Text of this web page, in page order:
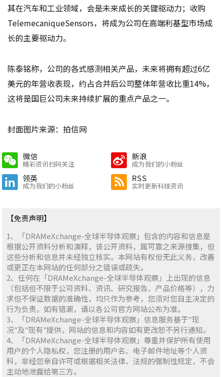
其在汽车和工业领域，会是未来成长的关键驱动力；收购
TelemecaniqueSensors，将成为公司在高端利基型市场成
长的主要驱动力。
陈泰铭称，公司的各式感测相关产品，未来将拥有超过6亿
美元的年营收表现，约占合并后公司整体年营收比重14%，
这将是国巨公司未来持续扩展的重点产品之一。
封面图片来源：拍信网
微信
精彩资讯扫码关注
新浪
成为我们的小粉丝
领英
成为我们的小粉丝
RSS
实时更新科技资讯
【免责声明】
1、「DRAMeXchange-全球半导体观察」包含的内容和信息是
根据公开资料分析和演释，该公开资料，属可靠之来源搜集，但
这些分析和信息并未经独立核实。本网站有权但无此义务，改善
或更正在本网站的任何部分之错误或疏失。
2、任何在「DRAMeXchange-全球半导体观察」上出现的信息
（包括但不限于公司资料、资讯、研究报告、产品价格等），力
求但不保证数据的准确性，均只作为参考，您须对您自主决定的
行为负责。如有错漏，请以各公司官方网站公布为准。
3、「DRAMeXchange-全球半导体观察」信息服务基于"现
况"及"现有"提供，网站的信息和内容如有更改恕不另行通知。
4、「DRAMeXchange-全球半导体观察」尊重并保护所有使用
用户的个人隐私权，您注册的用户名、电子邮件地址等个人资
料，非经您亲自许可或根据相关法律、法规的强制性规定，不会
主动地泄露给第三方。